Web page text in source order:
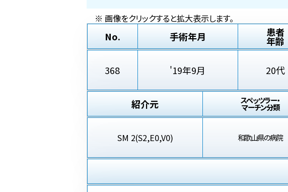
※ 画像をクリックすると拡大表示します。
No. 手術年月 患者
年齢
368 '19年9月 20代
紹介元
スペッツラー・
マーチン分類
SM 2(S2,E0,V0) 和歌山県の病院